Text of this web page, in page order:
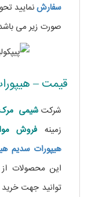
سفارشنمایید
صورت زیر می
قیمت –
شرکتشیمی
زمینهفروش
هیپورات سدیم
این محصولات از
توانید جهت